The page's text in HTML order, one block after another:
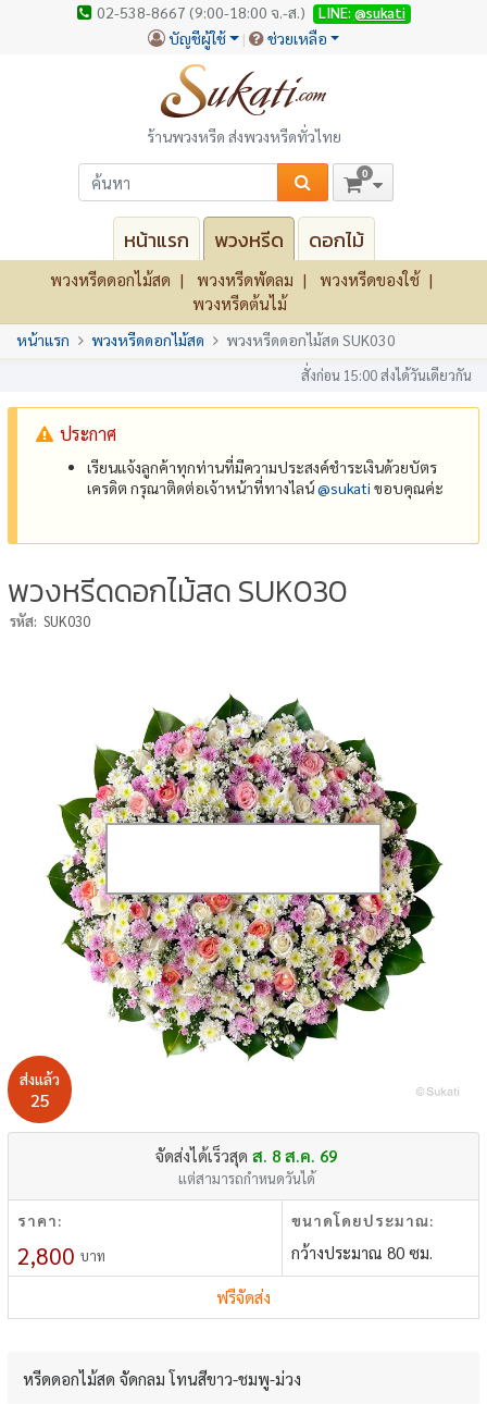
02-538-8667 (9:00-18:00 จ.-ส.) LINE: @sukati
บัญชีผู้ใช้ ช่วยเหลือ
ร้านพวงหรีด ส่งพวงหรีดทั่วไทย
0
หน้าแรก พวงหรีด ดอกไม้
พวงหรีดดอกไม้สด พวงหรีดพัดลม
พวงหรีดของใช้
พวงหรีดต้นไม้
หน้าแรก พวงหรีดดอกไม้สด พวงหรีดดอกไม้สด SUK030
สั่งก่อน 15:00 ส่งได้วันเดียวกัน
ประกาศ
เรียนแจ้งลูกค้าทุกท่านที่มีความประสงค์ชำระเงินด้วยบัตร
เครดิต กรุณาติดต่อเจ้าหน้าที่ทางไลน์@‌sukati ขอบคุณค่ะ
พวงหรีดดอกไม้สด SUK030
รหัส: SUK030
ส่งแล้ว
25
จัดส่งได้เร็วสุด ส. 8 ส.ค. 69
แต่สามารถกำหนดวันได้
ราคา:
2,800 บาท
ขนาดโดยประมาณ:
กว้างประมาณ 80 ซม.
ฟรีจัดส่ง
หรีดดอกไม้สด จัดกลม โทนสีขาว-ชมพู-ม่วง